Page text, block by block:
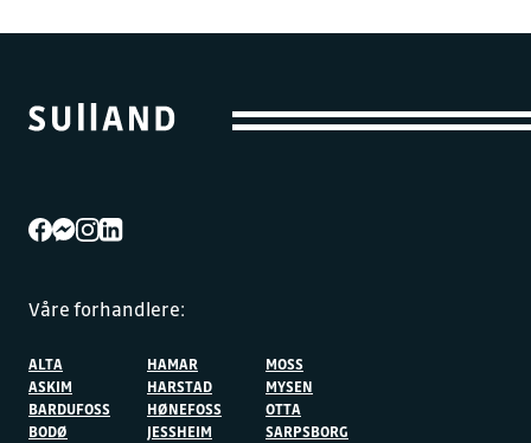
Våre forhandlere:
ALTA
ASKIM
BARDUFOSS
BODØ
HAMAR
HARSTAD
HØNEFOSS
JESSHEIM
MOSS
MYSEN
OTTA
SARPSBORG